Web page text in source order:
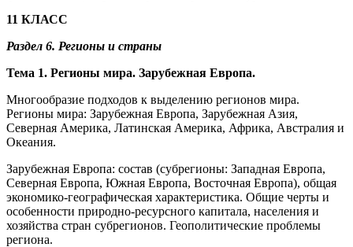
11 КЛАСС
Раздел 6. Регионы и страны
Тема 1. Регионы мира. Зарубежная Европа.
Многообразие подходов к выделению регионов мира.
Регионы мира: Зарубежная Европа, Зарубежная Азия,
Северная Америка, Латинская Америка, Африка, Австралия и
Океания.
Зарубежная Европа: состав (субрегионы: Западная Европа,
Северная Европа, Южная Европа, Восточная Европа), общая
экономико-географическая характеристика. Общие черты и
особенности природно-ресурсного капитала, населения и
хозяйства стран субрегионов. Геополитические проблемы
региона.